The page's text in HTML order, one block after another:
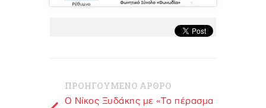
ΠΡΟΗΓΟΥΜΕΝΟ ΑΡΘΡΟ
O Νίκος Ξυδάκης με «Tο πέρασμα